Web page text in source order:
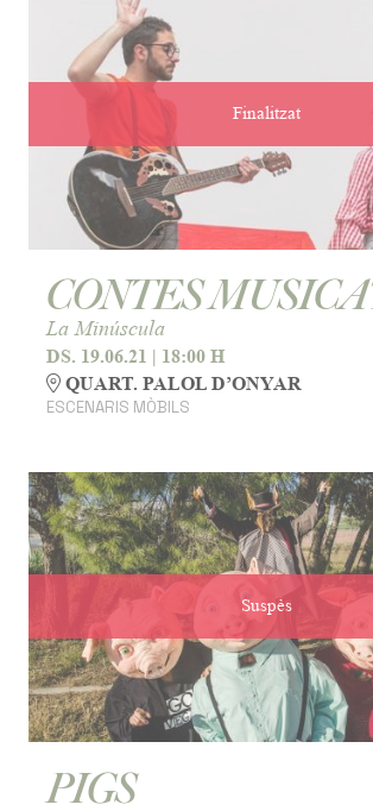
Finalitzat
CONTES
La Minúscula
DS. 19.06.21 | 18:00 H
QUART. PALOL D’ONYAR
ESCENARIS MÒBILS
Suspès
PIGS